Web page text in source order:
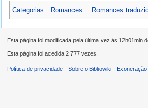
Categorias: Romances Romances
Esta página foi modificada pela última vez às 12h01min
Esta página foi acedida 2 777 vezes.
Política de privacidade Sobre o Bibliowiki